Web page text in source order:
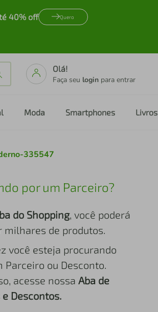
40% off Quero
Olá!
Faça seu login para entrar
Moda Smartphones Livros
335547
por um Parceiro?
do Shopping, você poderá
milhares de produtos.
você esteja procurando
Parceiro ou Desconto.
acesse nossa Aba de
Descontos.